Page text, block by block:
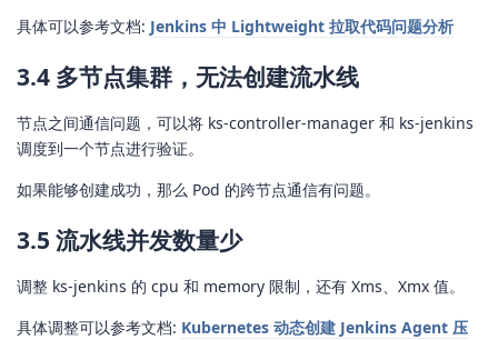
具体可以参考文档: Jenkins 中 Lightweight 拉取代码问题分析
3.4 多节点集群，无法创建流水线
节点之间通信问题，可以将 ks-controller-manager 和 ks-jenkins
调度到一个节点进行验证。
如果能够创建成功，那么 Pod 的跨节点通信有问题。
3.5 流水线并发数量少
调整 ks-jenkins 的 cpu 和 memory 限制，还有 Xms、Xmx 值。
具体调整可以参考文档: Kubernetes 动态创建 Jenkins Agent 压